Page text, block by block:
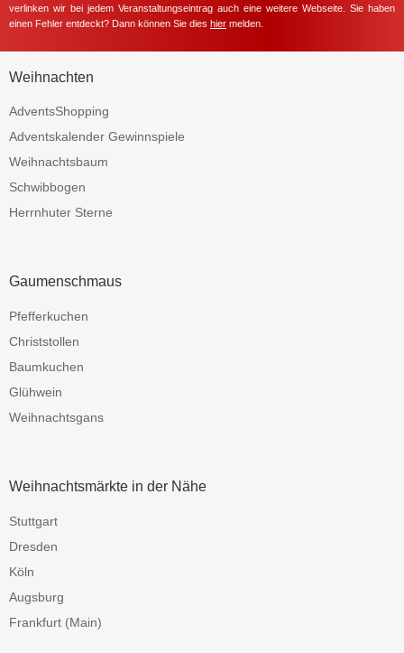
verlinken wir bei jedem Veranstaltungseintrag auch eine weitere Webseite. Sie haben
einen Fehler entdeckt? Dann können Sie dies hier melden.
Weihnachten
AdventsShopping
Adventskalender Gewinnspiele
Weihnachtsbaum
Schwibbogen
Herrnhuter Sterne
Gaumenschmaus
Pfefferkuchen
Christstollen
Baumkuchen
Glühwein
Weihnachtsgans
Weihnachtsmärkte in der Nähe
Stuttgart
Dresden
Köln
Augsburg
Frankfurt (Main)